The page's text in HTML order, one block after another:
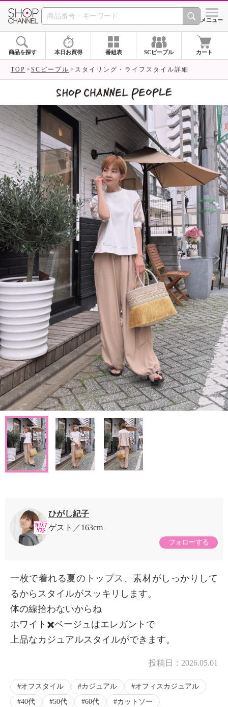
SHOP CHANNEL シメニュー
商品を探す 本日お買得 番組表 SCピープル カート
TOP SCピープル スタイリング・ライフスタイル詳細
ひがし紀子
ゲスト
163cm
フォローする
一枚で着れる夏のトップス、素材がしっかりして
るからスタイルがスッキリします。
体の線拾わないからね
ホワイト✖️ベージュはエレガントで
上品なカジュアルスタイルができます。
投稿日： 2026.05.01
オフスタイル カジュアル
オフィスカジュアル
40代
50代 60代
カットソー